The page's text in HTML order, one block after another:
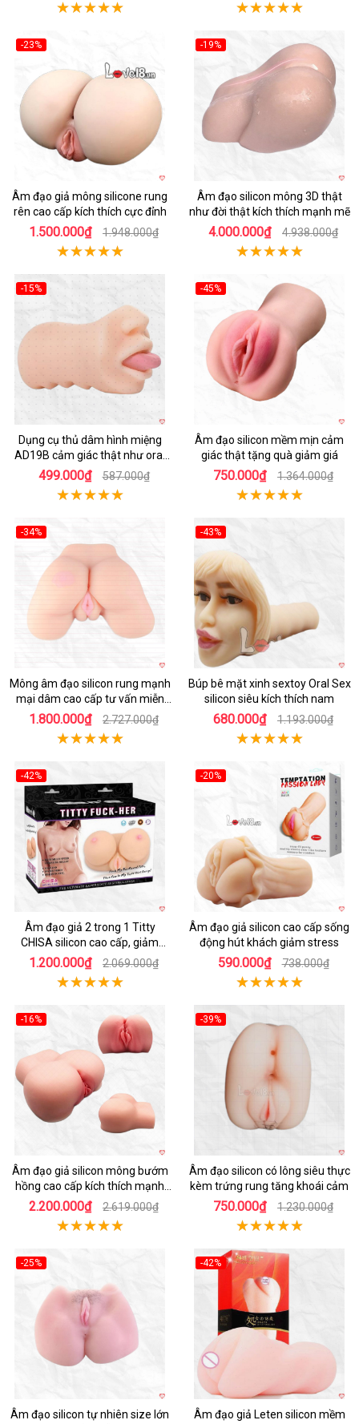
-23%
Âm đạo giả mông silicone rung
rên cao cấp kích thích cực đỉnh
1.500.000₫ 1.948.000₫
-19%
Âm đạo silicon mông 3D thật
như đời thật kích thích mạnh mẽ
4.000.000₫ 4.938.000₫
-15%
Dụng cụ thủ dâm hình miệng
AD19B cảm giác thật như oral
sex
499.000₫ 587.000₫
-45%
Âm đạo silicon mềm mịn cảm
giác thật tặng quà giảm giá
750.000₫ 1.364.000₫
-34%
Mông âm đạo silicon rung mạnh
mại dâm cao cấp tư vấn miễn
phí
1.800.000₫ 2.727.000₫
-43%
Búp bê mặt xinh sextoy Oral Sex
silicon siêu kích thích nam
680.000₫ 1.193.000₫
-42%
Âm đạo giả 2 trong 1 Titty
CHISA silicon cao cấp, giảm
stress
1.200.000₫ 2.069.000₫
-20%
Âm đạo giả silicon cao cấp sống
động hút khách giảm stress
590.000₫ 738.000₫
-16%
Âm đạo giả silicon mông bướm
hồng cao cấp kích thích mạnh
mẽ
2.200.000₫ 2.619.000₫
-39%
Âm đạo silicon có lông siêu thực
kèm trứng rung tăng khoái cảm
750.000₫ 1.230.000₫
-25%
Âm đạo silicon tự nhiên size lớn
-42%
Âm đạo giả Leten silicon mềm